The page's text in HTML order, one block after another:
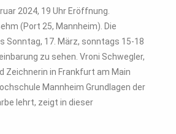
2024, 19 Uhr Eröffnung.
(Port 25, Mannheim). Die
Sonntag, 17. März, sonntags 15-18
zu sehen. Vroni Schwegler,
Zeichnerin in Frankfurt am Main
Mannheim Grundlagen der
lehrt, zeigt in dieser